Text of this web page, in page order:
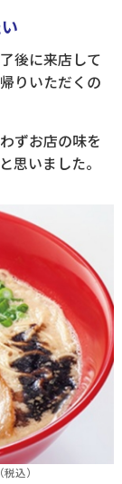
込）
後に来店して
りいただくの
ずお店の味を
思いました。